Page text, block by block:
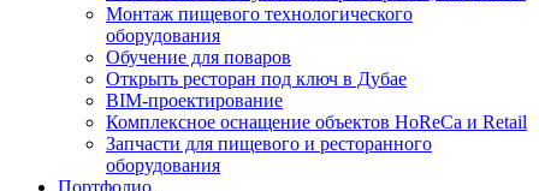
Монтаж пищевого технологического
оборудования
Обучение для поваров
Открыть ресторан под ключ в Дубае
BIM-проектирование
Комплексное оснащение объектов HoReCa и Retail
Запчасти для пищевого и ресторанного
оборудования
Портфолио